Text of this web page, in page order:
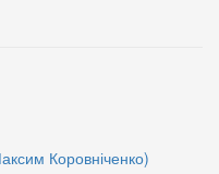
Коровніченко)